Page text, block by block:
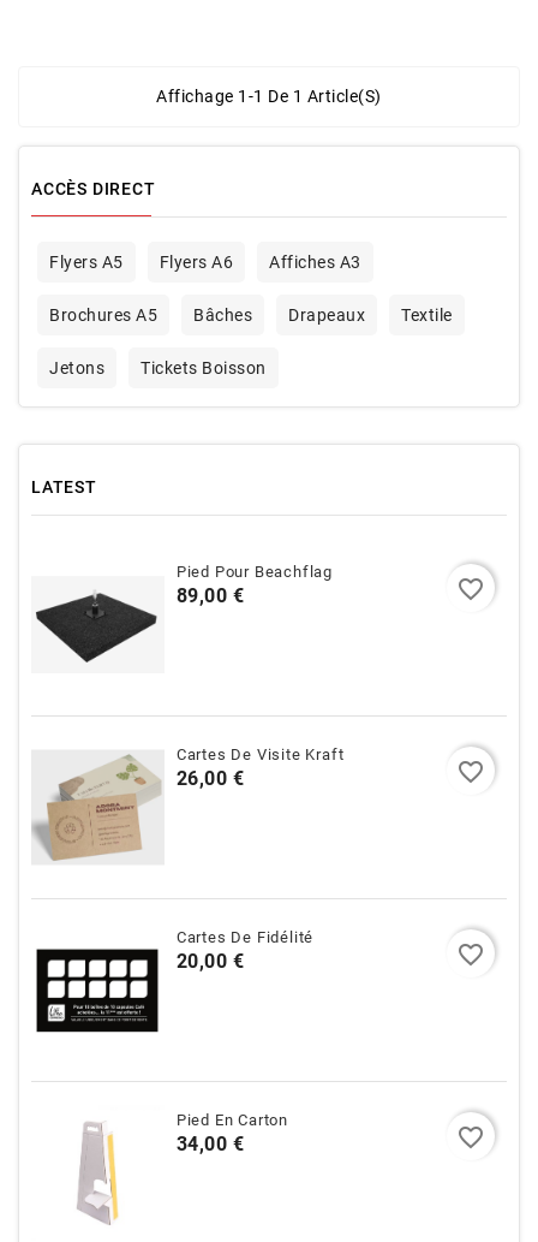
Affichage 1-1 De 1 Article(s)
ACCÈS DIRECT
Flyers A5 Flyers A6 Affiches A3
Brochures A5 Bâches Drapeaux Textile
Jetons Tickets Boisson
LATEST
Pied Pour Beachflag
89,00 €Prix favorite_border
Cartes De Visite Kraft
26,00 €Prix favorite_border
Cartes De Fidélité
20,00 €Prix favorite_border
Pied En Carton
34,00 €Prix favorite_border